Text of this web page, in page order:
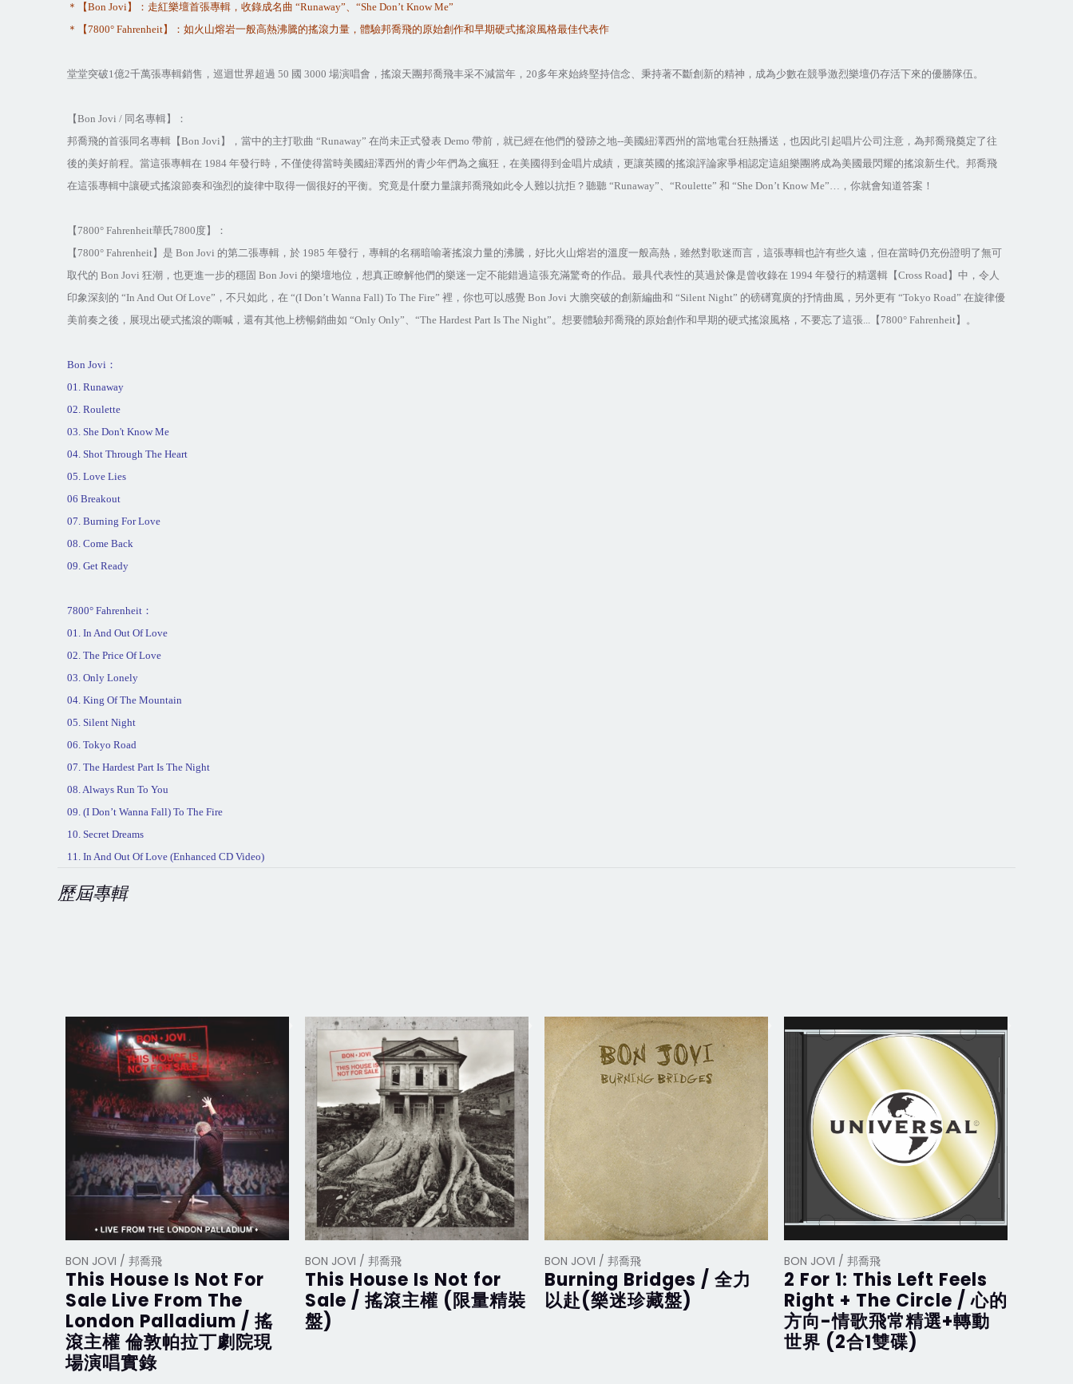
＊【Bon Jovi】：走紅樂壇首張專輯，收錄成名曲 “Runaway”、 “She Don’t Know Me”
＊【7800° Fahrenheit】：如火山熔岩一般高熱沸騰的搖滾力量，體驗邦喬飛的原始創作和早期硬式搖滾風格最佳代表作
堂堂突破1億2千萬張專輯銷售，巡迴世界超過 50 國 3000 場演唱會，搖滾天團邦喬飛丰采不減當年， 20多年來始終堅持信念、秉持著不斷創新的精神，成為少數在競爭激烈樂壇仍存活下來的優勝隊伍。
【Bon Jovi / 同名專輯】：
邦喬飛的首張同名專輯【Bon Jovi 】，當中的主打歌曲 “Runaway” 在尚未正式發表 Demo 帶前，就已經在他們的發跡之地--美國紐澤西州的當地電台狂熱播送，也因此引起唱片公司注意，為邦喬飛奠定了往
後的美好前程。當這張專輯在 1984 年發行時，不僅使得當時美國紐澤西州的青少年們為之瘋狂，在美國得到金唱片成績，更讓英國的搖滾評論家爭相認定這組樂團將成為美國最閃耀的搖滾新生代。邦喬飛
在這張專輯中讓硬式搖滾節奏和強烈的旋律中取得一個很好的平衡。究竟是什麼力量讓邦喬飛如此令人難以抗拒？聽聽 “Runaway”、 “Roulette” 和 “She Don’t Know Me”… ，你就會知道答案！
【 7800° Fahrenheit華氏7800度】：
【 7800° Fahrenheit】是 Bon Jovi 的第二張專輯，於 1985 年發行，專輯的名稱暗喻著搖滾力量的沸騰，好比火山熔岩的溫度一般高熱，雖然對歌迷而言，這張專輯也許有些久遠，但在當時仍充份證明了無可
取代的 Bon Jovi 狂潮，也更進一步的穩固 Bon Jovi 的樂壇地位，想真正瞭解他們的樂迷一定不能錯過這張充滿驚奇的作品。最具代表性的莫過於像是曾收錄在 1994 年發行的精選輯【Cross Road 】中，令人
印象深刻的 “In And Out Of Love” ，不只如此，在 “(I Don’t Wanna Fall) To The Fire” 裡，你也可以感覺 Bon Jovi 大膽突破的創新編曲和 “Silent Night” 的磅礡寬廣的抒情曲風，另外更有 “Tokyo Road” 在旋律優
美前奏之後，展現出硬式搖滾的嘶喊，還有其他上榜暢銷曲如 “Only Only”、 “The Hardest Part Is The Night”。想要體驗邦喬飛的原始創作和早期的硬式搖滾風格，不要忘了這張... 【 7800° Fahrenheit】。
Bon Jovi ：
01. Runaway
02. Roulette
03. She Don't Know Me
04. Shot Through The Heart
05. Love Lies
06 Breakout
07. Burning For Love
08. Come Back
09. Get Ready
7800° Fahrenheit ：
01. In And Out Of Love
02. The Price Of Love
03. Only Lonely
04. King Of The Mountain
05. Silent Night
06. Tokyo Road
07. The Hardest Part Is The Night
08. Always Run To You
09. (I Don’t Wanna Fall) To The Fire
10. Secret Dreams
11. In And Out Of Love (Enhanced CD Video)
歷屆專輯
BON JOVI / 邦喬飛
This House Is Not For
Sale Live From The
London Palladium / 搖
滾主權 倫敦帕拉丁劇院現
場演唱實錄
BON JOVI / 邦喬飛
This House Is Not for
Sale / 搖滾主權 (限量精裝
盤)
BON JOVI / 邦喬飛
Burning Bridges / 全力
以赴(樂迷珍藏盤)
BON JOVI / 邦喬飛
2 For 1: This Left Feels
Right + The Circle / 心的
方向-情歌飛常精選+轉動
世界 (2合1雙碟)